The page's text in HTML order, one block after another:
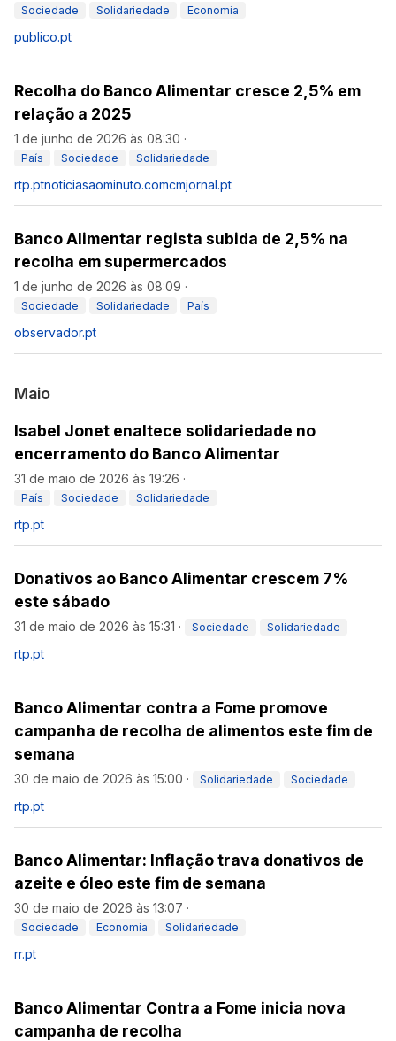
Sociedade Solidariedade Economia
publico.pt
Recolha do Banco Alimentar cresce 2,5% em
relação a 2025
1 de junho de 2026 às 08:30 ·
País Sociedade Solidariedade
rtp.ptnoticiasaominuto.comcmjornal.pt
Banco Alimentar regista subida de 2,5% na
recolha em supermercados
1 de junho de 2026 às 08:09 ·
Sociedade Solidariedade País
observador.pt
Maio
Isabel Jonet enaltece solidariedade no
encerramento do Banco Alimentar
31 de maio de 2026 às 19:26 ·
País Sociedade Solidariedade
rtp.pt
Donativos ao Banco Alimentar crescem 7%
este sábado
31 de maio de 2026 às 15:31 · Sociedade Solidariedade
rtp.pt
Banco Alimentar contra a Fome promove
campanha de recolha de alimentos este fim de
semana
30 de maio de 2026 às 15:00 · Solidariedade Sociedade
rtp.pt
Banco Alimentar: Inflação trava donativos de
azeite e óleo este fim de semana
30 de maio de 2026 às 13:07 ·
Sociedade Economia Solidariedade
rr.pt
Banco Alimentar Contra a Fome inicia nova
campanha de recolha